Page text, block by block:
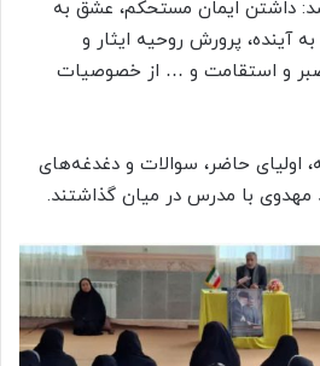
شد: داشتن ایمان مستحکم، عشق به
آینده، پرورش روحیه ایثار و
و استقامت و … از خصوصیات
اولیای حاضر، سوالات و دغدغه‌های
مهدوی با مدرس در میان گذاشتند.